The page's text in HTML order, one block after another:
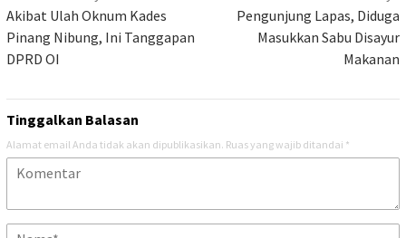
pos
Akibat Ulah Oknum Kades
Pinang Nibung, Ini Tanggapan
DPRD OI
Pengunjung Lapas, Diduga
Masukkan Sabu Disayur
Makanan
Tinggalkan Balasan
Alamat email Anda tidak akan dipublikasikan. Ruas yang wajib ditandai *